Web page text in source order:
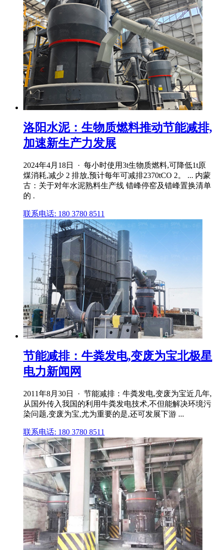
洛阳水泥：生物质燃料推动节能减排,
加速新生产力发展
2024年4月18日 · 每小时使用3t生物质燃料,可降低1t原
煤消耗,减少 2 排放,预计每年可减排2370tCO 2。 ... 内蒙
古：关于对年水泥熟料生产线 错峰停窑及错峰置换清单
的 .
联系电话: 180 3780 8511
节能减排：牛粪发电,变废为宝北极星
电力新闻网
2011年8月30日 · 节能减排：牛粪发电,变废为宝近几年,
从国外传入我国的利用牛粪发电技术,不但能解决环境污
染问题,变废为宝,尤为重要的是,还可发展下游 ...
联系电话: 180 3780 8511